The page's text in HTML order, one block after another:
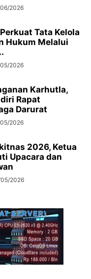
2026
Tata Kelola
Hukum Melalui
2026
Karhutla,
Rapat
Darurat
2026
2026, Ketua
Upacara dan
2026